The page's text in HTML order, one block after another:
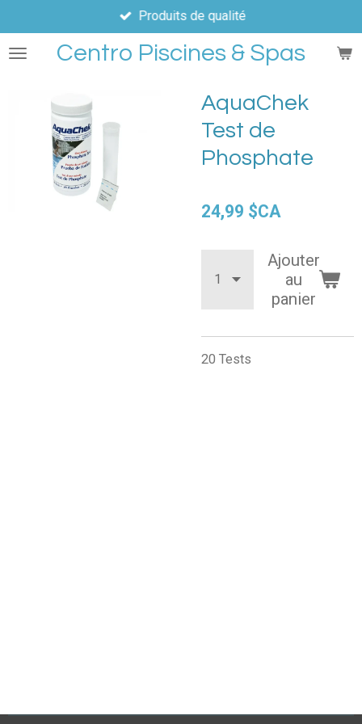
au
contenuCentro Piscines & Spas
Produits de qualité
AquaChek
Test de
Phosphate
24,99 $CA
Ajouter
au
panier
20 Tests